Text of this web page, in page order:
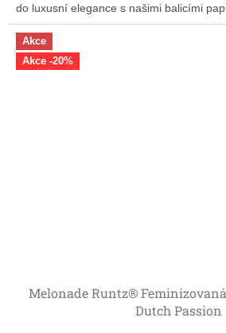
do luxusní elegance s našimi balicími
Akce
Akce -20%
Melonade Runtz®
Dutch Passion